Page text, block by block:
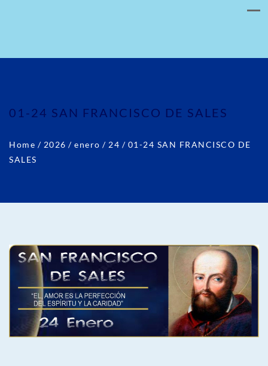
01-24 SAN FRANCISCO DE SALES
Home / 2026 / enero / 24 / 01-24 SAN FRANCISCO DE
SALES